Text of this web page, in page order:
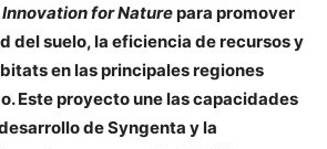
Innovation for Naturepara promover
del suelo, la eficiencia de recursos y
en las principales regiones
Este proyecto une las capacidades
de Syngenta y la